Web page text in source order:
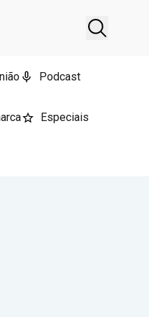
Podcast
Especiais